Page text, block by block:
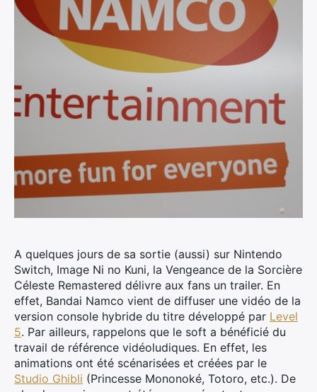
A quelques jours de sa sortie (aussi) sur Nintendo
Switch, Image Ni no Kuni, la Vengeance de la Sorcière
Céleste Remastered délivre aux fans un trailer. En
effet, Bandai Namco vient de diffuser une vidéo de la
version console hybride du titre développé par Level
5. Par ailleurs, rappelons que le soft a bénéficié du
travail de référence vidéoludiques. En effet, les
animations ont été scénarisées et créées par le
Studio Ghibli (Princesse Mononoké, Totoro, etc.). De